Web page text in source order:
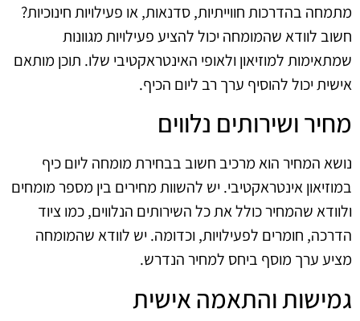
מתמחה בהדרכות חווייתיות, סדנאות, או פעילויות חינוכיות?
חשוב לוודא שהמומחה יכול להציע פעילויות מגוונות
שמתאימות למוזיאון ולאופי האינטראקטיבי שלו. תוכן מותאם
אישית יכול להוסיף ערך רב ליום הכיף.
מחיר ושירותים נלווים
נושא המחיר הוא מרכיב חשוב בבחירת מומחה ליום כיף
במוזיאון אינטראקטיבי. יש להשוות מחירים בין מספר מומחים
ולוודא שהמחיר כולל את כל השירותים הנלווים, כמו ציוד
הדרכה, חומרים לפעילויות, וכדומה. יש לוודא שהמומחה
מציע ערך מוסף ביחס למחיר הנדרש.
גמישות והתאמה אישית